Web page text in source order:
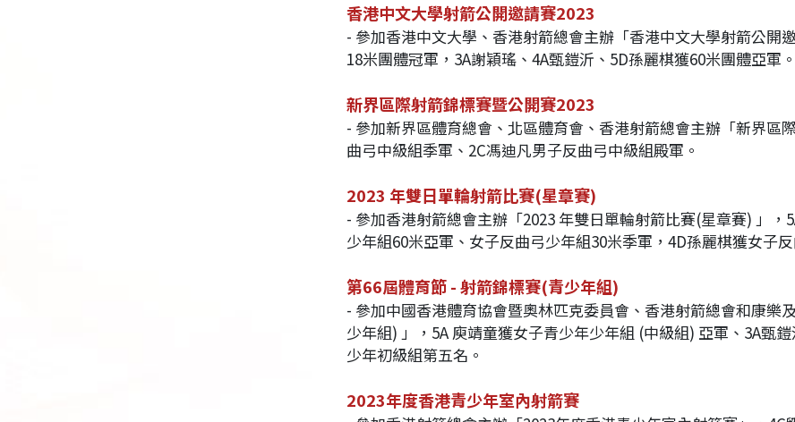
香港中文大學射箭公開邀請賽2023
- 參加香港中文大學、香港射箭總會主辦「香港中文大學射箭公開
18米團體冠軍，3A謝穎瑤、4A甄鎧沂、5D孫麗棋獲60米團體亞軍。
新界區際射箭錦標賽暨公開賽2023
- 參加新界區體育總會、北區體育會、香港射箭總會主辦「新界區
曲弓中級組季軍、2C馮迪凡男子反曲弓中級組殿軍。
2023 年雙日單輪射箭比賽(星章賽)
- 參加香港射箭總會主辦「2023 年雙日單輪射箭比賽(星章賽) 」
少年組60米亞軍、女子反曲弓少年組30米季軍，4D孫麗棋獲女子
第66屆體育節 - 射箭錦標賽(青少年組)
- 參加中國香港體育協會暨奧林匹克委員會、香港射箭總會和康樂
少年組) 」，5A 庾靖童獲女子青少年少年組 (中級組) 亞軍、3A甄
少年初級組第五名。
2023年度香港青少年室內射箭賽